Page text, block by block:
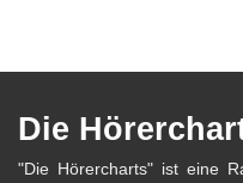
Die
"Die Hörercharts" ist eine